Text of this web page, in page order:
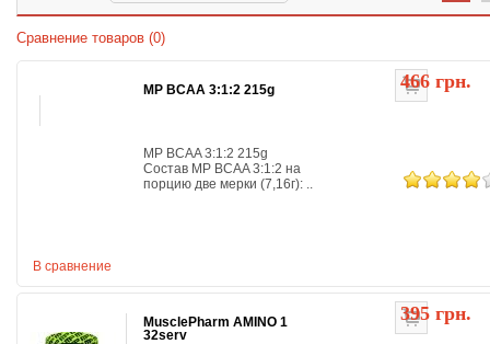
Сравнение товаров (0)
466 грн.
В сравнение
MP BCAA 3:1:2 215g
MP BCAA 3:1:2 215g
Состав MP BCAA 3:1:2 на
порцию две мерки (7,16г): ..
395 грн.
MusclePharm AMINO 1
32serv